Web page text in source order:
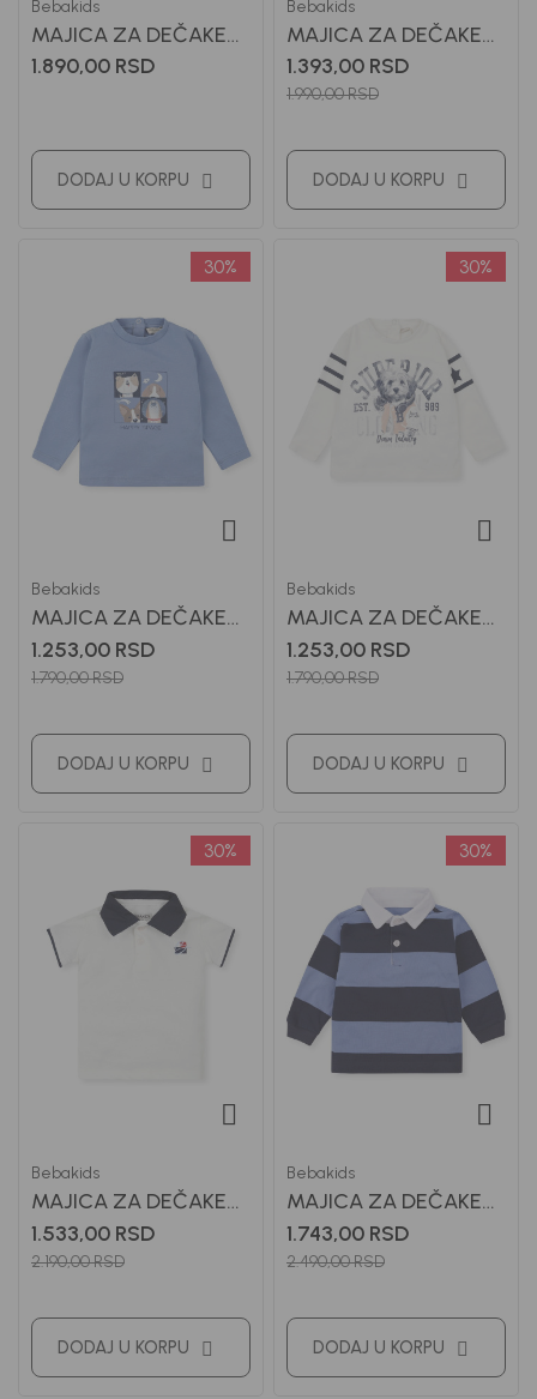
Bebakids
MAJICA ZA DEČAKE
VUKI
1.890,00 RSD
DODAJ U KORPU
Bebakids
MAJICA ZA DEČAKE
MARKUS
1.393,00 RSD
1.990,00RSD
DODAJ U KORPU
30%
Bebakids
MAJICA ZA DEČAKE
MAXIM
1.253,00 RSD
1.790,00RSD
DODAJ U KORPU
30%
Bebakids
MAJICA ZA DEČAKE
TEO
1.253,00 RSD
1.790,00RSD
DODAJ U KORPU
30%
Bebakids
MAJICA ZA DEČAKE
TILDON
1.533,00 RSD
2.190,00RSD
DODAJ U KORPU
30%
Bebakids
MAJICA ZA DEČAKE
TIMOTHY
1.743,00 RSD
2.490,00RSD
DODAJ U KORPU